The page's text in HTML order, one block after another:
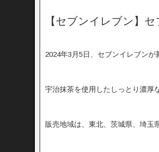
【セブンイレブン】
2024年3月5日、セブンイレブンが
宇治抹茶を使用したしっとり濃厚
販売地域は、東北、茨城県、埼玉